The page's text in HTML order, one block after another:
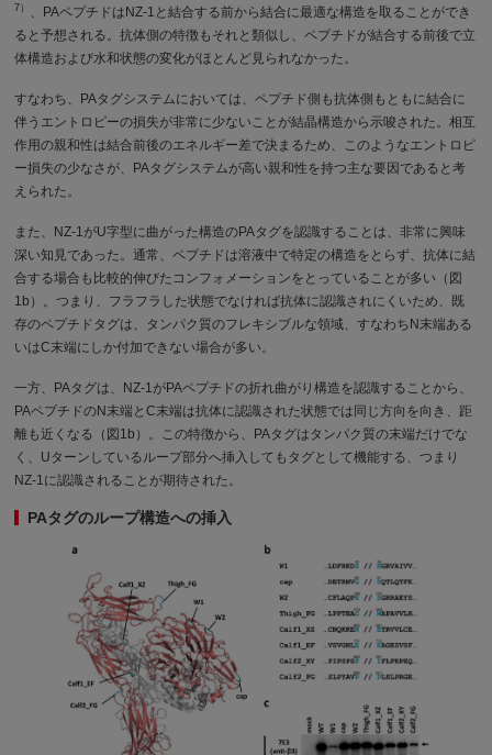
7） 、PAペプチドはNZ-1と結合する前から結合に最適な構造を取ることができ
ると予想される。抗体側の特徴もそれと類似し、ペプチドが結合する前後で立
体構造および水和状態の変化がほとんど見られなかった。
すなわち、PAタグシステムにおいては、ペプチド側も抗体側もともに結合に
伴うエントロピーの損失が非常に少ないことが結晶構造から示唆された。相互
作用の親和性は結合前後のエネルギー差で決まるため、このようなエントロピ
ー損失の少なさが、PAタグシステムが高い親和性を持つ主な要因であると考
えられた。
また、NZ-1がU字型に曲がった構造のPAタグを認識することは、非常に興味
深い知見であった。通常、ペプチドは溶液中で特定の構造をとらず、抗体に結
合する場合も比較的伸びたコンフォメーションをとっていることが多い（図
1b）。つまり、フラフラした状態でなければ抗体に認識されにくいため、既
存のペプチドタグは、タンパク質のフレキシブルな領域、すなわちN末端ある
いはC末端にしか付加できない場合が多い。
一方、PAタグは、NZ-1がPAペプチドの折れ曲がり構造を認識することから、
PAペプチドのN末端とC末端は抗体に認識された状態では同じ方向を向き、距
離も近くなる（図1b）。この特徴から、PAタグはタンパク質の末端だけでな
く、Uターンしているループ部分へ挿入してもタグとして機能する、つまり
NZ-1に認識されることが期待された。
PAタグのループ構造への挿入